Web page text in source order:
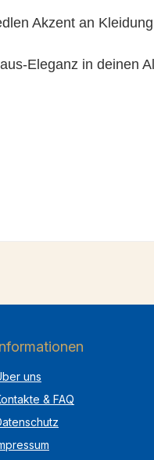
Akzent an
Eleganz in deinen
uns
& FAQ